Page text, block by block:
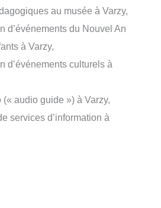
au musée à Varzy,
d’événements du Nouvel An
à Varzy,
d’événements culturels à
audio guide ») à Varzy,
services d’information à